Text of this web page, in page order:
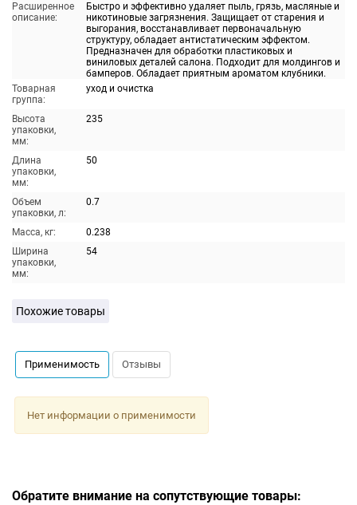
Расширенное
описание:
Быстро и эффективно удаляет пыль, грязь, масляные и
никотиновые загрязнения. Защищает от старения и
выгорания, восстанавливает первоначальную
структуру, обладает антистатическим эффектом.
Предназначен для обработки пластиковых и
виниловых деталей салона. Подходит для молдингов и
бамперов. Обладает приятным ароматом клубники.
Товарная
группа:
уход и очистка
Высота
упаковки,
мм:
235
Длина
упаковки,
мм:
50
Объем
упаковки, л:
0.7
Масса, кг:
0.238
Ширина
упаковки,
мм:
54
Похожие товары
Применимость Отзывы
Нет информации о применимости
Обратите внимание на сопутствующие товары: